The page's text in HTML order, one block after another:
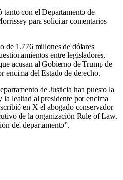
tanto con el Departamento de
para solicitar comentarios
de 1.776 millones de dólares
entre legisladores,
acusan al Gobierno de Trump de
encima del Estado de derecho.
de Justicia han puesto la
lealtad al presidente por encima
en X el abogado conservador
de la organización Rule of Law.
del departamento”.